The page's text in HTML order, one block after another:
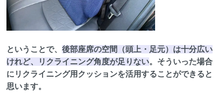
ということで、 後部座席の空間（頭上・足元）は十分広い
けれど、リクライニング角度が足りない。そういった場合
にリクライニング用クッションを活用することができると
思います。